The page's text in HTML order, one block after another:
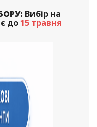
Вибір на
до 15 травня